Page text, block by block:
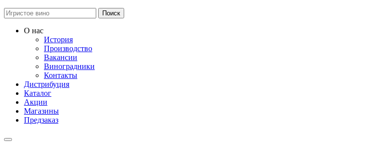
Поиск
О нас
История
Производство
Вакансии
Виноградники
Контакты
Дистрибуция
Каталог
Акции
Магазины
Предзаказ